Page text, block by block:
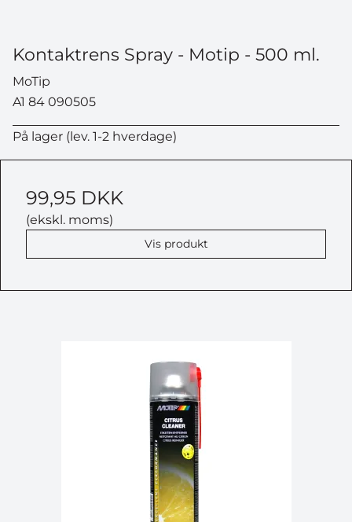
Kontaktrens Spray - Motip - 500 ml.
MoTip
A1 84 090505
På lager (lev. 1-2 hverdage)
99,95 DKK
(ekskl. moms)
Vis produkt